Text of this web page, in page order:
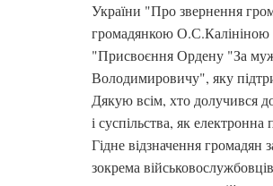
України "Про звернення
громадянкою
"Присвоєння Ордену "За
Володимировичу", яку
Дякую всім, хто долучився
і суспільства, як
Гідне відзначення громадян
зокрема